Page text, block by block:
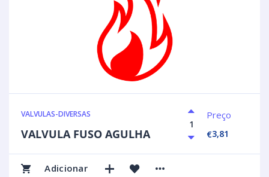
VALVULAS-DIVERSAS
VALVULA FUSO AGULHA
Preço
€3,81
Adicionar